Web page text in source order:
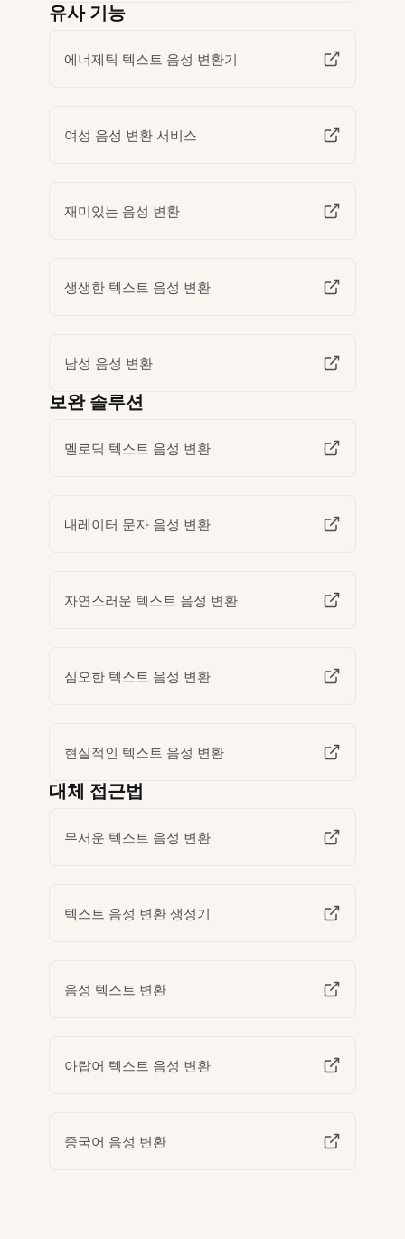
유사 기능
에너제틱 텍스트 음성 변환기
여성 음성 변환 서비스
재미있는 음성 변환
생생한 텍스트 음성 변환
남성 음성 변환
보완 솔루션
멜로딕 텍스트 음성 변환
내레이터 문자 음성 변환
자연스러운 텍스트 음성 변환
심오한 텍스트 음성 변환
현실적인 텍스트 음성 변환
대체 접근법
무서운 텍스트 음성 변환
텍스트 음성 변환 생성기
음성 텍스트 변환
아랍어 텍스트 음성 변환
중국어 음성 변환